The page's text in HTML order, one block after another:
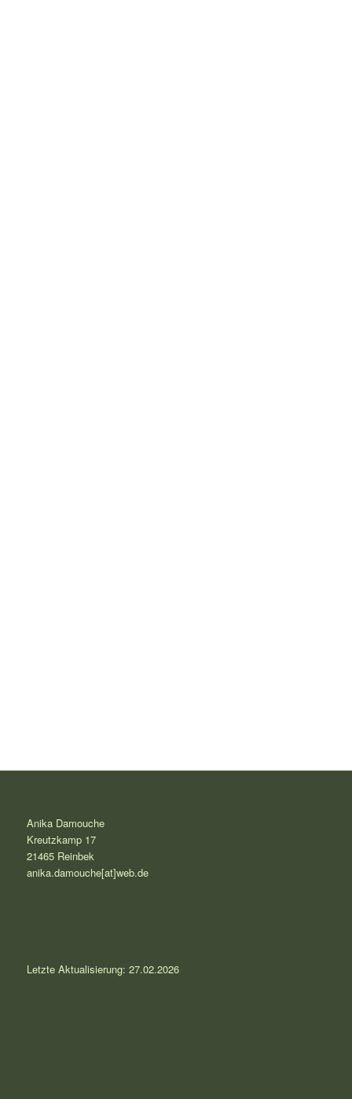
Anika Damouche
Kreutzkamp 17
21465 Reinbek
anika.damouche[at]web.de
Letzte Aktualisierung: 27.02.2026